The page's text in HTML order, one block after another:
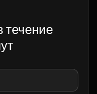
течение